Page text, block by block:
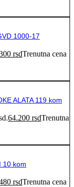
1000-17
rsdTrenutna cena
ALATA 119 kom
64.200 rsdTrenutna
10 kom
rsdTrenutna cena